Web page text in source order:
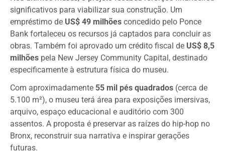
significativos para viabilizar sua construção. Um
empréstimo de US$ 49 milhões concedido pelo Ponce
Bank fortaleceu os recursos já captados para concluir as
obras. Também foi aprovado um crédito fiscal de US$ 8,5
milhões pela New Jersey Community Capital, destinado
especificamente à estrutura física do museu.
Com aproximadamente 55 mil pés quadrados (cerca de
5.100 m²), o museu terá área para exposições imersivas,
arquivo, espaço educacional e auditório com 300
assentos. A proposta é preservar as raízes do hip-hop no
Bronx, reconstruir sua narrativa e inspirar gerações
futuras.